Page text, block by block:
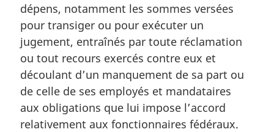
g
i
n
a
e
:
dépens, notamment les sommes versées
pour transiger ou pour exécuter un
jugement, entraînés par toute réclamation
ou tout recours exercés contre eux et
découlant d’un manquement de sa part ou
de celle de ses employés et mandataires
aux obligations que lui impose l’accord
relativement aux fonctionnaires fédéraux.